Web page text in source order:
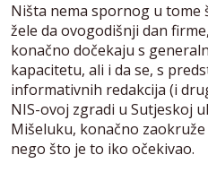
Ništa nema spornog u tome
žele da ovogodišnji dan
konačno dočekaju s
kapacitetu, ali i da se, s
informativnih redakcija (i
NIS-ovoj zgradi u Sutjeskoj
Mišeluku, konačno
nego što je to iko očekivao.